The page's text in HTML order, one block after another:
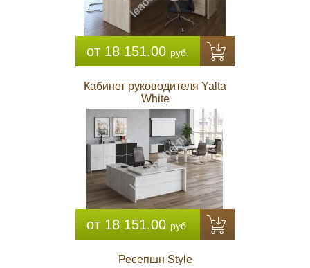
от 18 151.00 руб.
Кабинет руководителя Yalta
White
от 18 151.00 руб.
Ресепшн Style